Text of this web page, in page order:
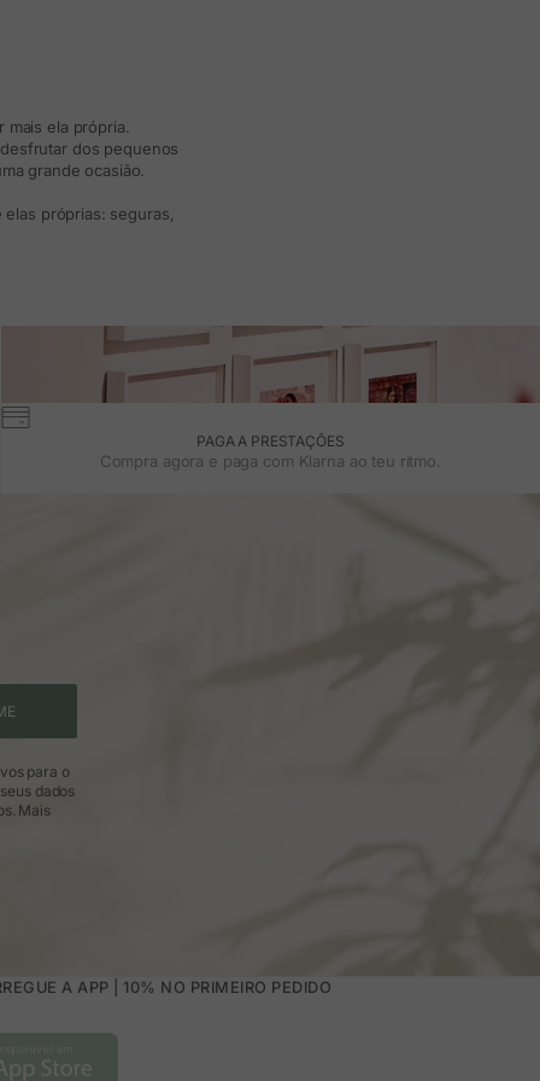
ela própria.
dos pequenos
grande ocasião.
próprias: seguras,
PAGA A PRESTAÇÕES
Compra agora e paga com Klarna ao teu ritmo.
para o
dados
Mais
A APP | 10% NO PRIMEIRO PEDIDO